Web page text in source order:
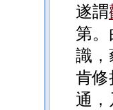
遂謂
第。
識，
肯修
通，